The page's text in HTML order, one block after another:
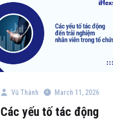
Vũ Thành March 11, 2026
Các yếu tố tác động